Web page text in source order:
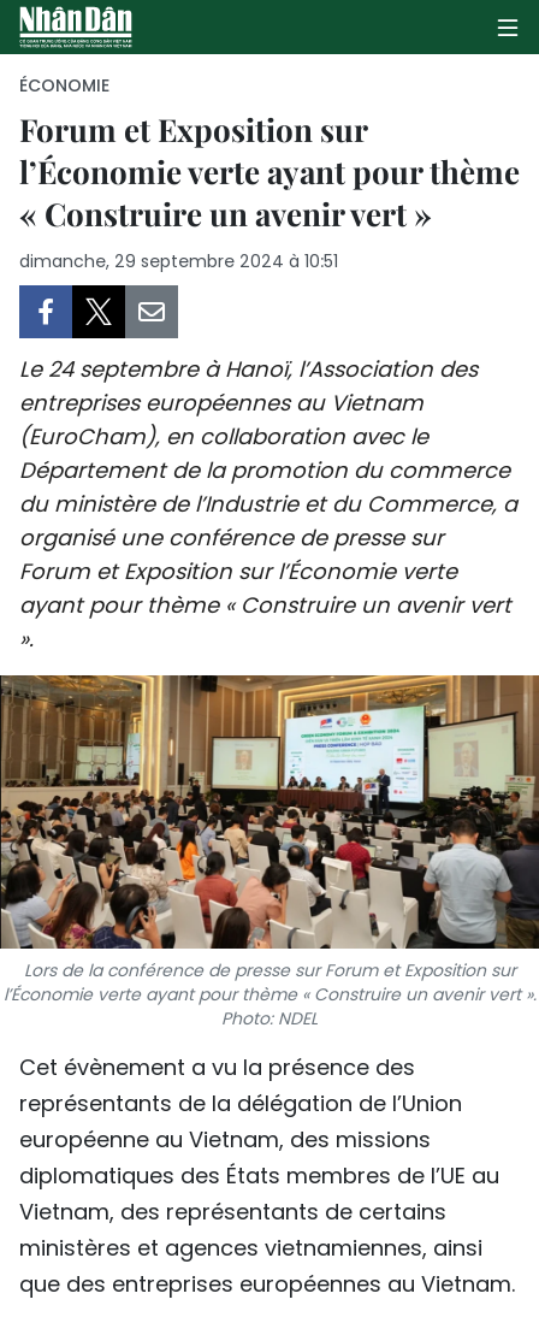
PAGE D'ACCUEIL
POLITIQUE
CULTURE
TOURISME
ENVIRONNEMENT
SPORT
PAYS NATAL
INTERNATIONAL
MÉGASTORIE
INFOGRAPHIE
PHOTO
VIDÉO
À PROPOS DU "PEUPLE"
TIẾNG VIỆT
ENGLISH
中文
РУССКИЙ
ÉCONOMIE
Forum et Exposition sur
l’Économie verte ayant pour thème
« Construire un avenir vert »
dimanche, 29 septembre 2024 à 10:51
Le 24 septembre à Hanoï, l’Association des
entreprises européennes au Vietnam
(EuroCham), en collaboration avec le
Département de la promotion du commerce
du ministère de l’Industrie et du Commerce, a
organisé une conférence de presse sur
Forum et Exposition sur l’Économie verte
ayant pour thème « Construire un avenir vert
».
Lors de la conférence de presse sur Forum et Exposition sur
l’Économie verte ayant pour thème « Construire un avenir vert ».
Photo: NDEL
Cet évènement a vu la présence des
représentants de la délégation de l’Union
européenne au Vietnam, des missions
diplomatiques des États membres de l’UE au
Vietnam, des représentants de certains
ministères et agences vietnamiennes, ainsi
que des entreprises européennes au Vietnam.